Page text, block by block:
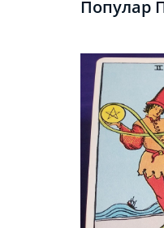
Популар